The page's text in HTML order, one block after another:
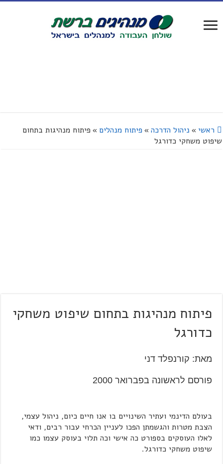
ראשי » ניהול הדרכה » פיתוח מנהלים » פיתוח מנהיגות בתחום
שיפוט משחקי כדורגל
פיתוח מנהיגות בתחום שיפוט משחקי
כדורגל
מאת: קורנפלד דני
פורסם לראשונה בפברואר 2000
בעולם הדינמי ועתיר השינויים בו אנו חיים כיום, ניהול עצמי,
הצבת מטרות והגשמתן הפכו לעניין הכרחי עבור רבים, ודאי
לאלו העוסקים בספורט כה אישי וכה תלוי בעוסק עצמו כמו
שיפוט משחקי כדורגל.